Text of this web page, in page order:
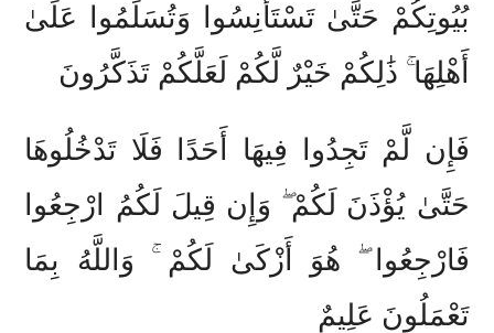
بُيُوتِكُمْ حَتَّىٰ تَسْتَأْنِسُوا وَتُسَلِّمُوا عَلَىٰ
أَهْلِهَا ۚ ذَٰلِكُمْ خَيْرٌ لَّكُمْ لَعَلَّكُمْ تَذَكَّرُونَ
فَإِن لَّمْ تَجِدُوا فِيهَا أَحَدًا فَلَا تَدْخُلُوهَا
حَتَّىٰ يُؤْذَنَ لَكُمْ ۖ وَإِن قِيلَ لَكُمُ ارْجِعُوا
فَارْجِعُوا ۖ هُوَ أَزْكَىٰ لَكُمْ ۚ وَاللَّهُ بِمَا
تَعْمَلُونَ عَلِيمٌ